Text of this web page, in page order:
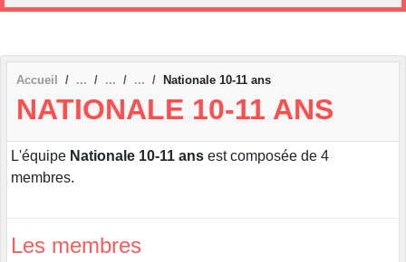
Accueil Nationale 10-11 ans
NATIONALE 10-11 ANS
L'équipe Nationale 10-11 ans est composée de 4
membres.
Les membres